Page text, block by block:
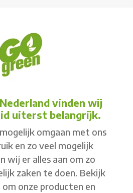
vinden wij
uiterst belangrijk.
omgaan met ons
en zo veel mogelijk
wij er alles aan om zo
zaken te doen. Bekijk
onze producten en